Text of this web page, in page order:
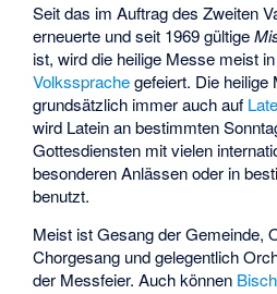
Seit das im Auftrag des Zweiten
erneuerte und seit 1969 gültige
ist, wird die heilige Messe meist
Volkssprachegefeiert. Die
grundsätzlich immer auch auf
wird Latein an bestimmten
Gottesdiensten mit vielen
besonderen Anlässen oder in
benutzt.
Meist ist Gesang der Gemeinde,
Chorgesang und gelegentlich
der Messfeier. Auch können